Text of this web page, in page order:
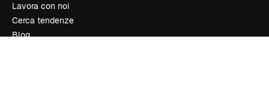
Lavora con noi
Cerca tendenze
Blog